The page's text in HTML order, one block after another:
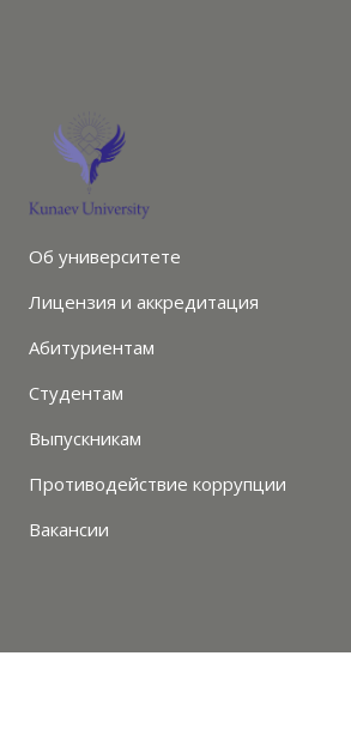
Об университете
Лицензия и аккредитация
Абитуриентам
Студентам
Выпускникам
Противодействие коррупции
Вакансии